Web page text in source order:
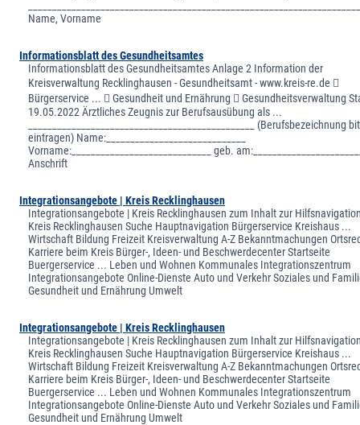
Name, Vorname
Informationsblatt des Gesundheitsamtes
Informationsblatt des Gesundheitsamtes Anlage 2 Information der
Kreisverwaltung Recklinghausen - Gesundheitsamt - www.kreis-re.de 
Bürgerservice ...  Gesundheit und Ernährung  Gesundheitsverwaltung
19.05.2022 Ärztliches Zeugnis zur Berufsausübung als ...
_______________________________________________ (Berufsbezeichnung
eintragen) Name:_____________________________
Vorname:_____________________________ geb.
Anschrift
Integrationsangebote | Kreis Recklinghausen
Integrationsangebote | Kreis Recklinghausen zum Inhalt zur
Kreis Recklinghausen Suche Hauptnavigation Bürgerservice Kreishaus ...
Wirtschaft Bildung Freizeit Kreisverwaltung A-Z Bekanntmachungen
Karriere beim Kreis Bürger-, Ideen- und Beschwerdecenter Startseite
Buergerservice ... Leben und Wohnen Kommunales Integrationszentrum
Integrationsangebote Online-Dienste Auto und Verkehr Soziales und
Gesundheit und Ernährung Umwelt
Integrationsangebote | Kreis Recklinghausen
Integrationsangebote | Kreis Recklinghausen zum Inhalt zur
Kreis Recklinghausen Suche Hauptnavigation Bürgerservice Kreishaus ...
Wirtschaft Bildung Freizeit Kreisverwaltung A-Z Bekanntmachungen
Karriere beim Kreis Bürger-, Ideen- und Beschwerdecenter Startseite
Buergerservice ... Leben und Wohnen Kommunales Integrationszentrum
Integrationsangebote Online-Dienste Auto und Verkehr Soziales und
Gesundheit und Ernährung Umwelt